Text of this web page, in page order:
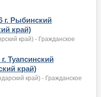
г. Рыбинский
край)
край) - Гражданское
Туапсинский
край)
край) - Гражданское